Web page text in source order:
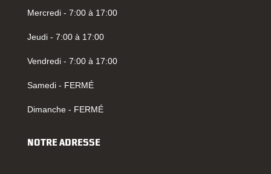
Mercredi - 7:00 à 17:00
Jeudi - 7:00 à 17:00
Vendredi - 7:00 à 17:00
Samedi - FERMÉ
Dimanche - FERMÉ
NOTRE ADRESSE